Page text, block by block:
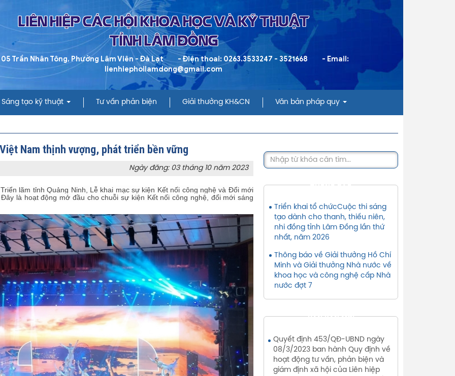
LIÊN HIỆP CÁC HỘI KHOA HỌC VÀ KỸ THUẬT
TỈNH LÂM ĐỒNG
05 Trần Nhân Tông, Phường Lâm Viên - Đà Lạt - Điện thoai: 0263.3533247 - 3521668
- Email:
lienhiephoilamdong@gmail.com
Sáng tạo kỹ thuật Tư vấn phản biện Giải thưởng KH&CN Văn bản pháp quy
Nam thịnh vượng, phát triển bền vững
Ngày đăng: 03 tháng 10 năm 2023
lãm tỉnh Quảng Ninh, Lễ khai mạc sự kiện Kết nối công nghệ và Đổi mới
là hoạt động mở đầu cho chuỗi sự kiện Kết nối công nghệ, đổi mới sáng
THÔNG BÁO
Triển khai tổ chứcCuộc thi sáng
tạo dành cho thanh, thiếu niên,
nhi đồng tỉnh Lâm Đồng lần thứ
nhất, năm 2026
Thông báo về Giải thưởng Hồ Chí
Minh và Giải thưởng Nhà nước về
khoa học và công nghệ cấp Nhà
nước đợt 7
VĂN BẢN MỚI
Quyết định 453/QĐ-UBND ngày
08/3/2023 ban hành Quy định về
hoạt động tư vấn, phản biện và
giám định xã hội của Liên hiệp